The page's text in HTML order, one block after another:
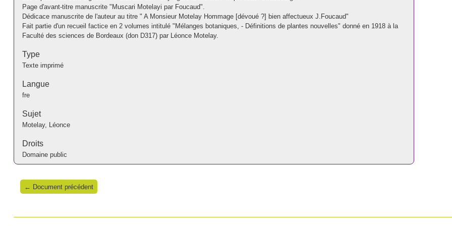
Page d'avant-titre manuscrite "Muscari Motelayi par Foucaud".
Dédicace manuscrite de l'auteur au titre " A Monsieur Motelay Hommage [dévoué ?] bien affectueux J.Foucaud"
Fait partie d'un recueil factice en 2 volumes intitulé "Mélanges botaniques, - Définitions de plantes nouvelles" donné en 1918 à la
Faculté des sciences de Bordeaux (don D317) par Léonce Motelay.
Type
Texte imprimé
Langue
fre
Sujet
Motelay, Léonce
Droits
Domaine public
← Document précédent